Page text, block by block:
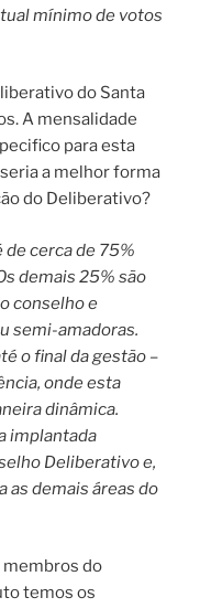
mínimo de votos
do Santa
A mensalidade
para esta
a melhor forma
do Deliberativo?
de cerca de 75%
demais 25% são
conselho e
semi-amadoras.
o final da gestão –
onde esta
dinâmica.
implantada
Deliberativo e,
as demais áreas do
membros do
temos os